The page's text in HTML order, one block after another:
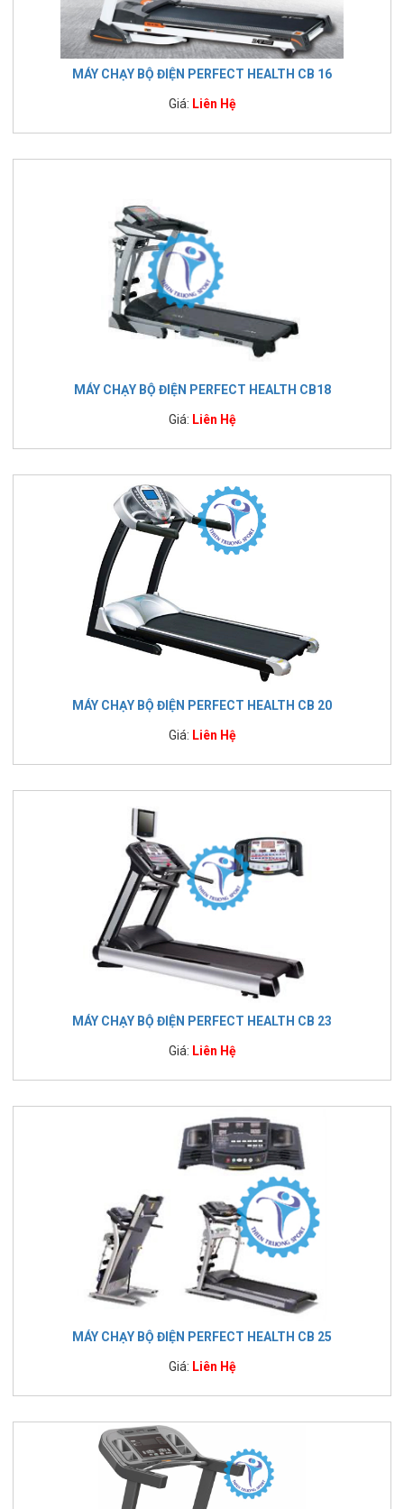
MÁY CHẠY BỘ ĐIỆN PERFECT HEALTH CB 16
Giá: Liên Hệ
MÁY CHẠY BỘ ĐIỆN PERFECT HEALTH CB18
Giá: Liên Hệ
MÁY CHẠY BỘ ĐIỆN PERFECT HEALTH CB 20
Giá: Liên Hệ
MÁY CHẠY BỘ ĐIỆN PERFECT HEALTH CB 23
Giá: Liên Hệ
MÁY CHẠY BỘ ĐIỆN PERFECT HEALTH CB 25
Giá: Liên Hệ